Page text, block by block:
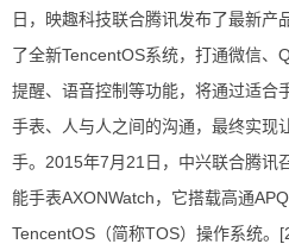
日，映趣科技联合腾讯发布了最新产
了全新TencentOS系统，打通微信、
提醒、语音控制等功能，将通过适合
手表、人与人之间的沟通，最终实现
手。2015年7月21日，中兴联合腾讯
能手表AXONWatch，它搭载高通
TencentOS（简称TOS）操作系统。